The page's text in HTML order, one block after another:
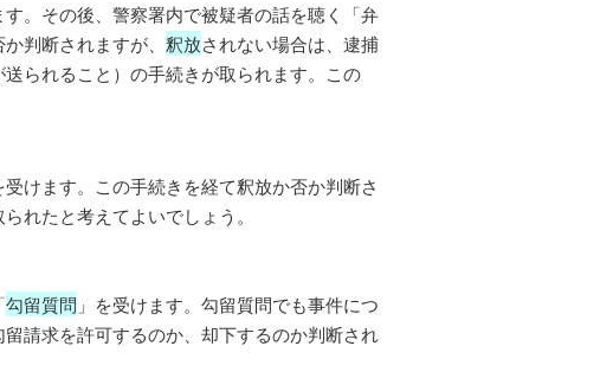
。その後、警察署内で被疑者の話を聴く「弁
判断されますが、 釈放されない場合は、逮捕
送られること）の手続きが取られます。この
けます。この手続きを経て釈放か否か判断さ
れたと考えてよいでしょう。
勾留質問 」を受けます。勾留質問でも事件につ
請求を許可するのか、却下するのか判断され